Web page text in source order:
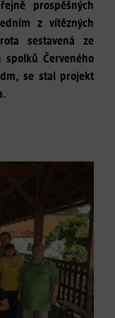
prospěšných
z vítězných
sestavená ze
spolků Červeného
se stal projekt